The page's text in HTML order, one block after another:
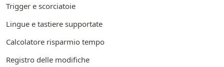
Trigger e scorciatoie
Lingue e tastiere supportate
Calcolatore risparmio tempo
Registro delle modifiche